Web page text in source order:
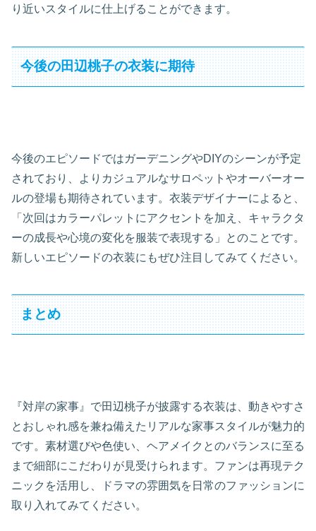
り近いスタイルに仕上げることができます。
今後の田辺桃子の衣装に期待
今後のエピソードではガーデニングやDIYのシーンが予定
されており、よりカジュアルなサロペットやオーバーオー
ルの登場も期待されています。衣装デザイナーによると、
「次回はカラーパレットにアクセントを加え、キャラクタ
ーの成長や心境の変化を服装で表現する」とのことです。
新しいエピソードの衣装にもぜひ注目してみてください。
まとめ
『対岸の家事』で田辺桃子が披露する衣装は、動きやすさ
とおしゃれ感を兼ね備えたリアルな家事スタイルが魅力的
です。素材選びや色使い、ヘアメイクとのバランスに至る
まで細部にこだわりが見受けられます。ファンは再現テク
ニックを活用し、ドラマの雰囲気を日常のファッションに
取り入れてみてください。